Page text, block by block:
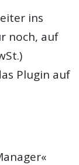
ins
noch, auf
Plugin auf